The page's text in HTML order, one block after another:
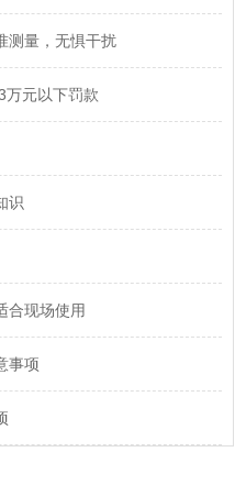
测量，无惧干扰
万元以下罚款
识
合现场使用
事项